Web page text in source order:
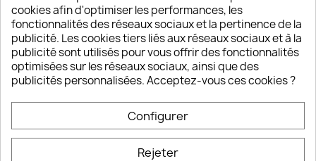
sont satisfaits de nos produits
Un SAV à votre écoute
Notre SAV est disponible 6/7J de 10h à 18H
cookies afin d'optimiser les performances, les
fonctionnalités des réseaux sociaux et la pertinence de la
publicité. Les cookies tiers liés aux réseaux sociaux et à la
publicité sont utilisés pour vous offrir des fonctionnalités
optimisées sur les réseaux sociaux, ainsi que des
publicités personnalisées. Acceptez-vous ces cookies ?
Configurer
Rejeter